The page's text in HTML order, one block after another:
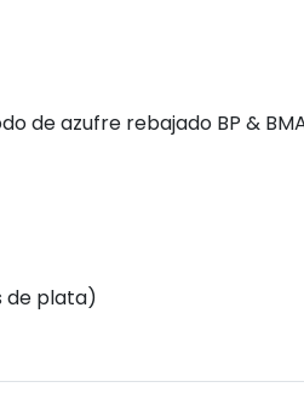
de azufre rebajado BP &
de plata)